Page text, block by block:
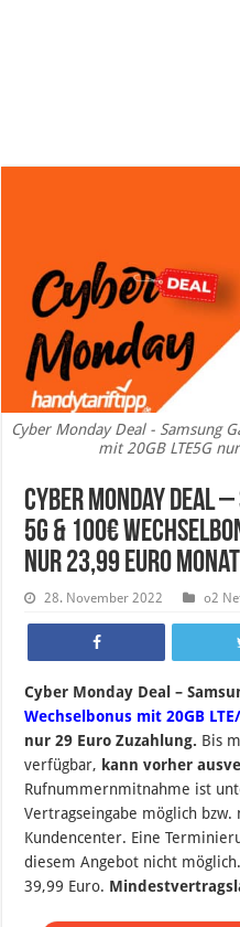
Cyber Monday Deal - Samsung
mit 20GB LTE5G
Cyber Monday Deal
5G & 100€
nur 23,99 Euro
28. November 2022 o2
Cyber Monday Deal –
Wechselbonus mit 20GB
nur 29 Euro Zuzahlung. Bis
verfügbar, kann vorher
Rufnummernmitnahme ist
Vertragseingabe möglich bzw.
Kundencenter. Eine
diesem Angebot nicht
39,99 Euro.